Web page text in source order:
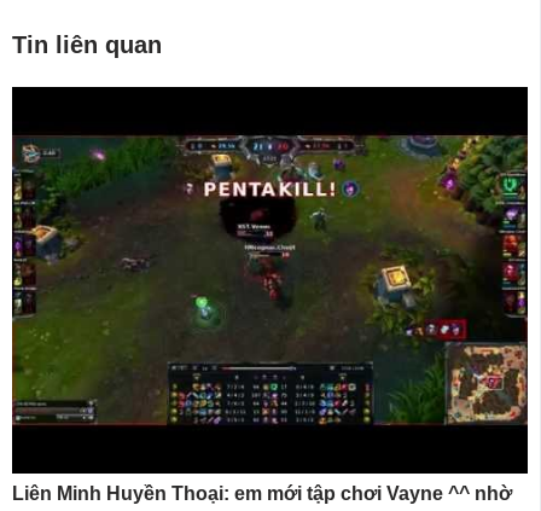
Tin liên quan
Liên Minh Huyền Thoại: em mới tập chơi Vayne ^^ nhờ